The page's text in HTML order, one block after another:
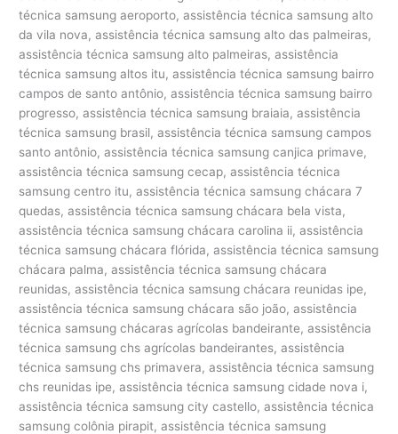
técnica samsung aeroporto, assistência técnica samsung alto
da vila nova, assistência técnica samsung alto das palmeiras,
assistência técnica samsung alto palmeiras, assistência
técnica samsung altos itu, assistência técnica samsung bairro
campos de santo antônio, assistência técnica samsung bairro
progresso, assistência técnica samsung braiaia, assistência
técnica samsung brasil, assistência técnica samsung campos
santo antônio, assistência técnica samsung canjica primave,
assistência técnica samsung cecap, assistência técnica
samsung centro itu, assistência técnica samsung chácara 7
quedas, assistência técnica samsung chácara bela vista,
assistência técnica samsung chácara carolina ii, assistência
técnica samsung chácara flórida, assistência técnica samsung
chácara palma, assistência técnica samsung chácara
reunidas, assistência técnica samsung chácara reunidas ipe,
assistência técnica samsung chácara são joão, assistência
técnica samsung chácaras agrícolas bandeirante, assistência
técnica samsung chs agrícolas bandeirantes, assistência
técnica samsung chs primavera, assistência técnica samsung
chs reunidas ipe, assistência técnica samsung cidade nova i,
assistência técnica samsung city castello, assistência técnica
samsung colônia pirapit, assistência técnica samsung